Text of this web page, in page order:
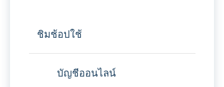
ชิมช้อปใช้
บัญชีออนไลน์